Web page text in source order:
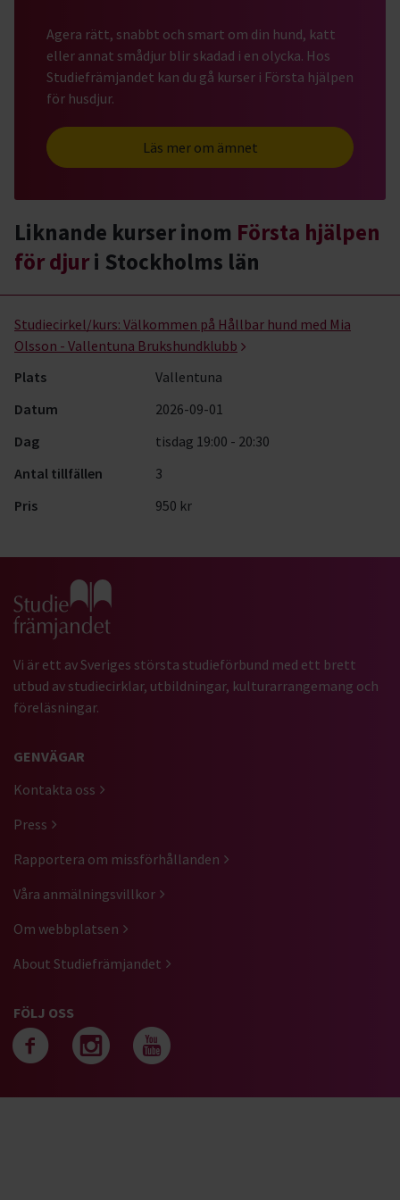
Agera rätt, snabbt och smart om din hund, katt
eller annat smådjur blir skadad i en olycka. Hos
Studiefrämjandet kan du gå kurser i Första hjälpen
för husdjur.
Läs mer om ämnet
Liknande kurser inom Första hjälpen
för djuri Stockholms län
Studiecirkel/kurs: Välkommen på Hållbar hund med Mia
Olsson - Vallentuna Brukshundklubb
Plats
Vallentuna
Datum
2026-09-01
Dag
tisdag 19:00 - 20:30
Antal tillfällen
3
Pris
950 kr
Gå till studiefrämjandets startsida
Vi är ett av Sveriges största studieförbund med ett brett
utbud av studiecirklar, utbildningar, kulturarrangemang och
föreläsningar.
GENVÄGAR
Kontakta oss
Press
Rapportera om missförhållanden
Våra anmälningsvillkor
Om webbplatsen
About Studiefrämjandet
FÖLJ OSS
Följ oss på facebook
Följ oss på
Följ oss på